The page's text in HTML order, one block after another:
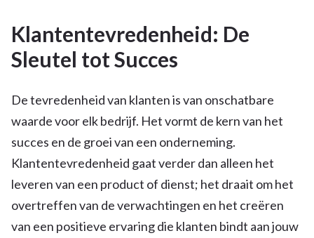
Klantentevredenheid: De
Sleutel tot Succes
De tevredenheid van klanten is van onschatbare
waarde voor elk bedrijf. Het vormt de kern van het
succes en de groei van een onderneming.
Klantentevredenheid gaat verder dan alleen het
leveren van een product of dienst; het draait om het
overtreffen van de verwachtingen en het creëren
van een positieve ervaring die klanten bindt aan jouw